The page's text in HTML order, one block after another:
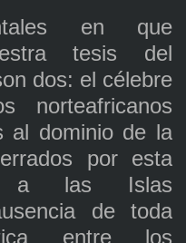
en que
tesis del
dos: el célebre
norteafricanos
al dominio de la
por esta
a las Islas
de toda
entre los